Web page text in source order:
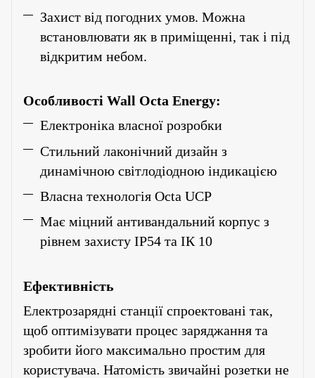
Захист від погодних умов. Можна
встановлювати як в приміщенні, так і під
відкритим небом.
Особливості Wall Octa Energy:
Електроніка власної розробки
Стильний лаконічний дизайн з
динамічною світлодіодною індикацією
Власна технологія Octa UCP
Має міцний антивандальний корпус з
рівнем захисту ІР54 та ІК 10
Ефективність
Електрозарядні станції спроектовані так,
щоб оптимізувати процес заряджання та
зробити його максимально простим для
користувача. Натомість звичайні розетки не